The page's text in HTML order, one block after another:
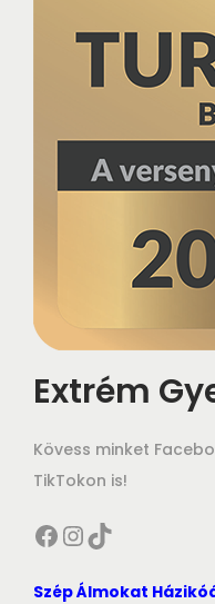
Extrém
Kövess minket
TikTokon is!
Facebook InstagramTikTok
Szép Álmokat